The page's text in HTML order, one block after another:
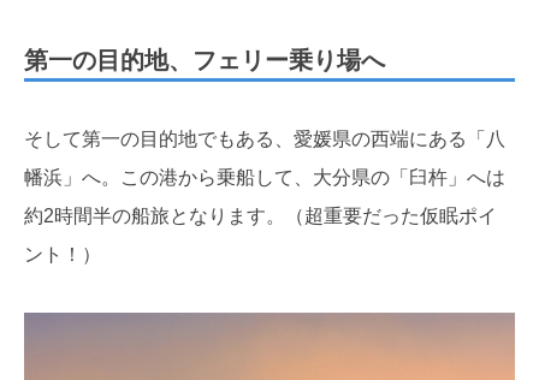
第一の目的地、フェリー乗り場へ
そして第一の目的地でもある、愛媛県の西端にある「八
幡浜」へ。この港から乗船して、大分県の「臼杵」へは
約2時間半の船旅となります。（超重要だった仮眠ポイ
ント！）